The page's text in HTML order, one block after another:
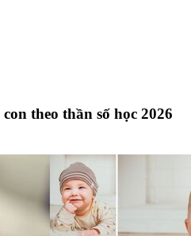
theo thần số học 2026